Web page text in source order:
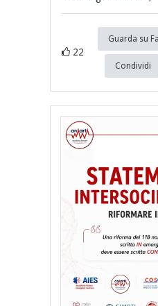
22
Guarda su
Condividi